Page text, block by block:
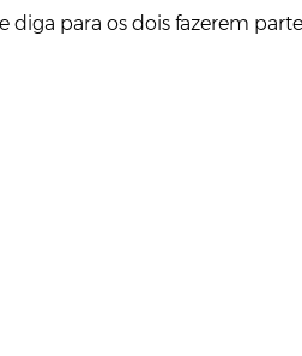
diga para os dois fazerem